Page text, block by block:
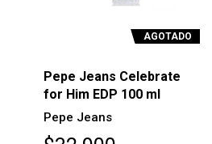
AGOTADO
Pepe Jeans Celebrate
for Him EDP 100 ml
Pepe Jeans